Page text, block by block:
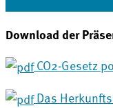
Download der
CO2-Gesetz
Das